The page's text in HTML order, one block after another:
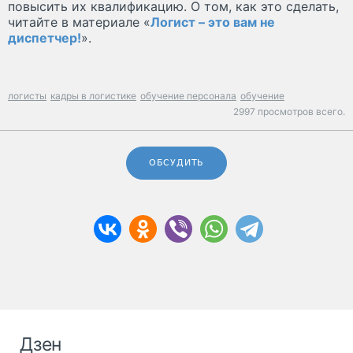
повысить их квалификацию. О том, как это сделать,
читайте в материале «Логист – это вам не
диспетчер!».
логисты кадры в логистике обучение персонала обучение
2997 просмотров всего.
ОБСУДИТЬ
Дзен